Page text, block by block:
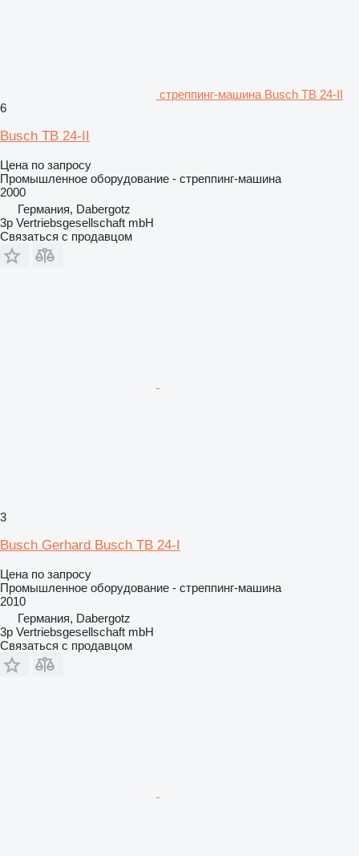
стреппинг-машина Busch TB 24-II
6
Busch TB 24-II
Цена по запросу
Промышленное оборудование - стреппинг-машина
2000
Германия, Dabergotz
3p Vertriebsgesellschaft mbH
Связаться с продавцом
3
Busch Gerhard Busch TB 24-I
Цена по запросу
Промышленное оборудование - стреппинг-машина
2010
Германия, Dabergotz
3p Vertriebsgesellschaft mbH
Связаться с продавцом